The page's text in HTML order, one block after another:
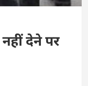
देने पर